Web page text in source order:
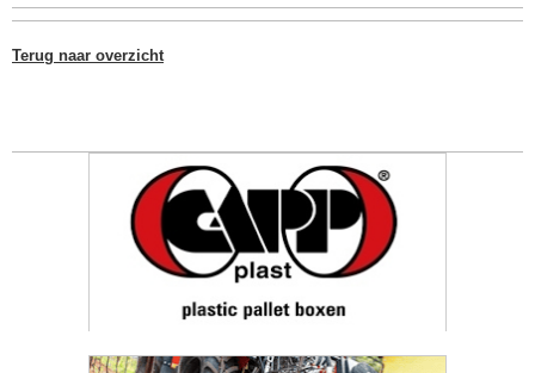
Terug naar overzicht